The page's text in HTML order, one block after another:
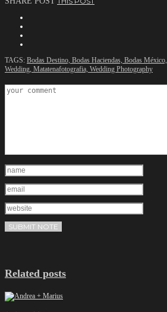
TAGS: Bodas Destino, Bodas Haciendas, Bodas México,
Wedding, Matatenafotografia, Wedding Photography
Related posts